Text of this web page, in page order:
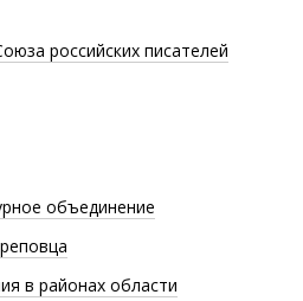
российских писателей
объединение
в районах области